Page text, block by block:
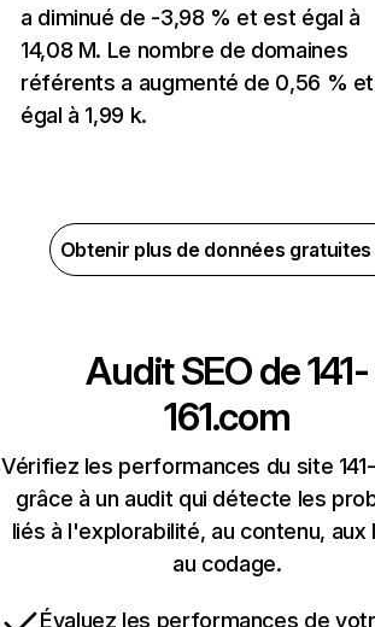
a diminué de -3,98 % et est égal à
14,08 M. Le nombre de domaines
référents a augmenté de 0,56 %
égal à 1,99 k.
Obtenir plus de données
Audit SEO de141-
161.com
Vérifiez les performances du site
grâce à un audit qui détecte les
liés à l'explorabilité, au contenu, aux
au codage.
Évaluez les performances de